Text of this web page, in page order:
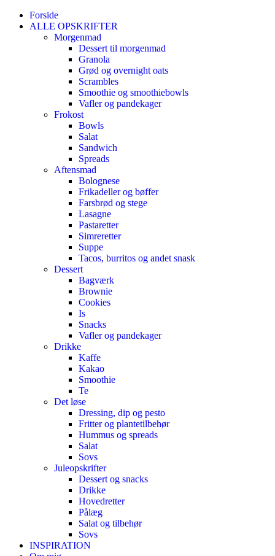
Forside
ALLE OPSKRIFTER
Morgenmad
Dessert til morgenmad
Granola
Grød og overnight oats
Scrambles
Smoothie og smoothiebowls
Vafler og pandekager
Frokost
Bowls
Salat
Sandwich
Spreads
Aftensmad
Bolognese
Frikadeller og bøffer
Farsbrød og stege
Lasagne
Pastaretter
Simreretter
Suppe
Tacos, burritos og andet snask
Dessert
Bagværk
Brownie
Cookies
Is
Snacks
Vafler og pandekager
Drikke
Kaffe
Kakao
Smoothie
Te
Det løse
Dressing, dip og pesto
Fritter og plantetilbehør
Hummus og spreads
Salat
Sovs
Juleopskrifter
Dessert og snacks
Drikke
Hovedretter
Pålæg
Salat og tilbehør
Sovs
INSPIRATION